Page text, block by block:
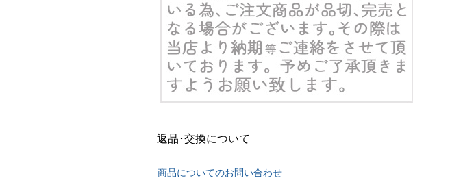
返品･交換について
商品についてのお問い合わせ